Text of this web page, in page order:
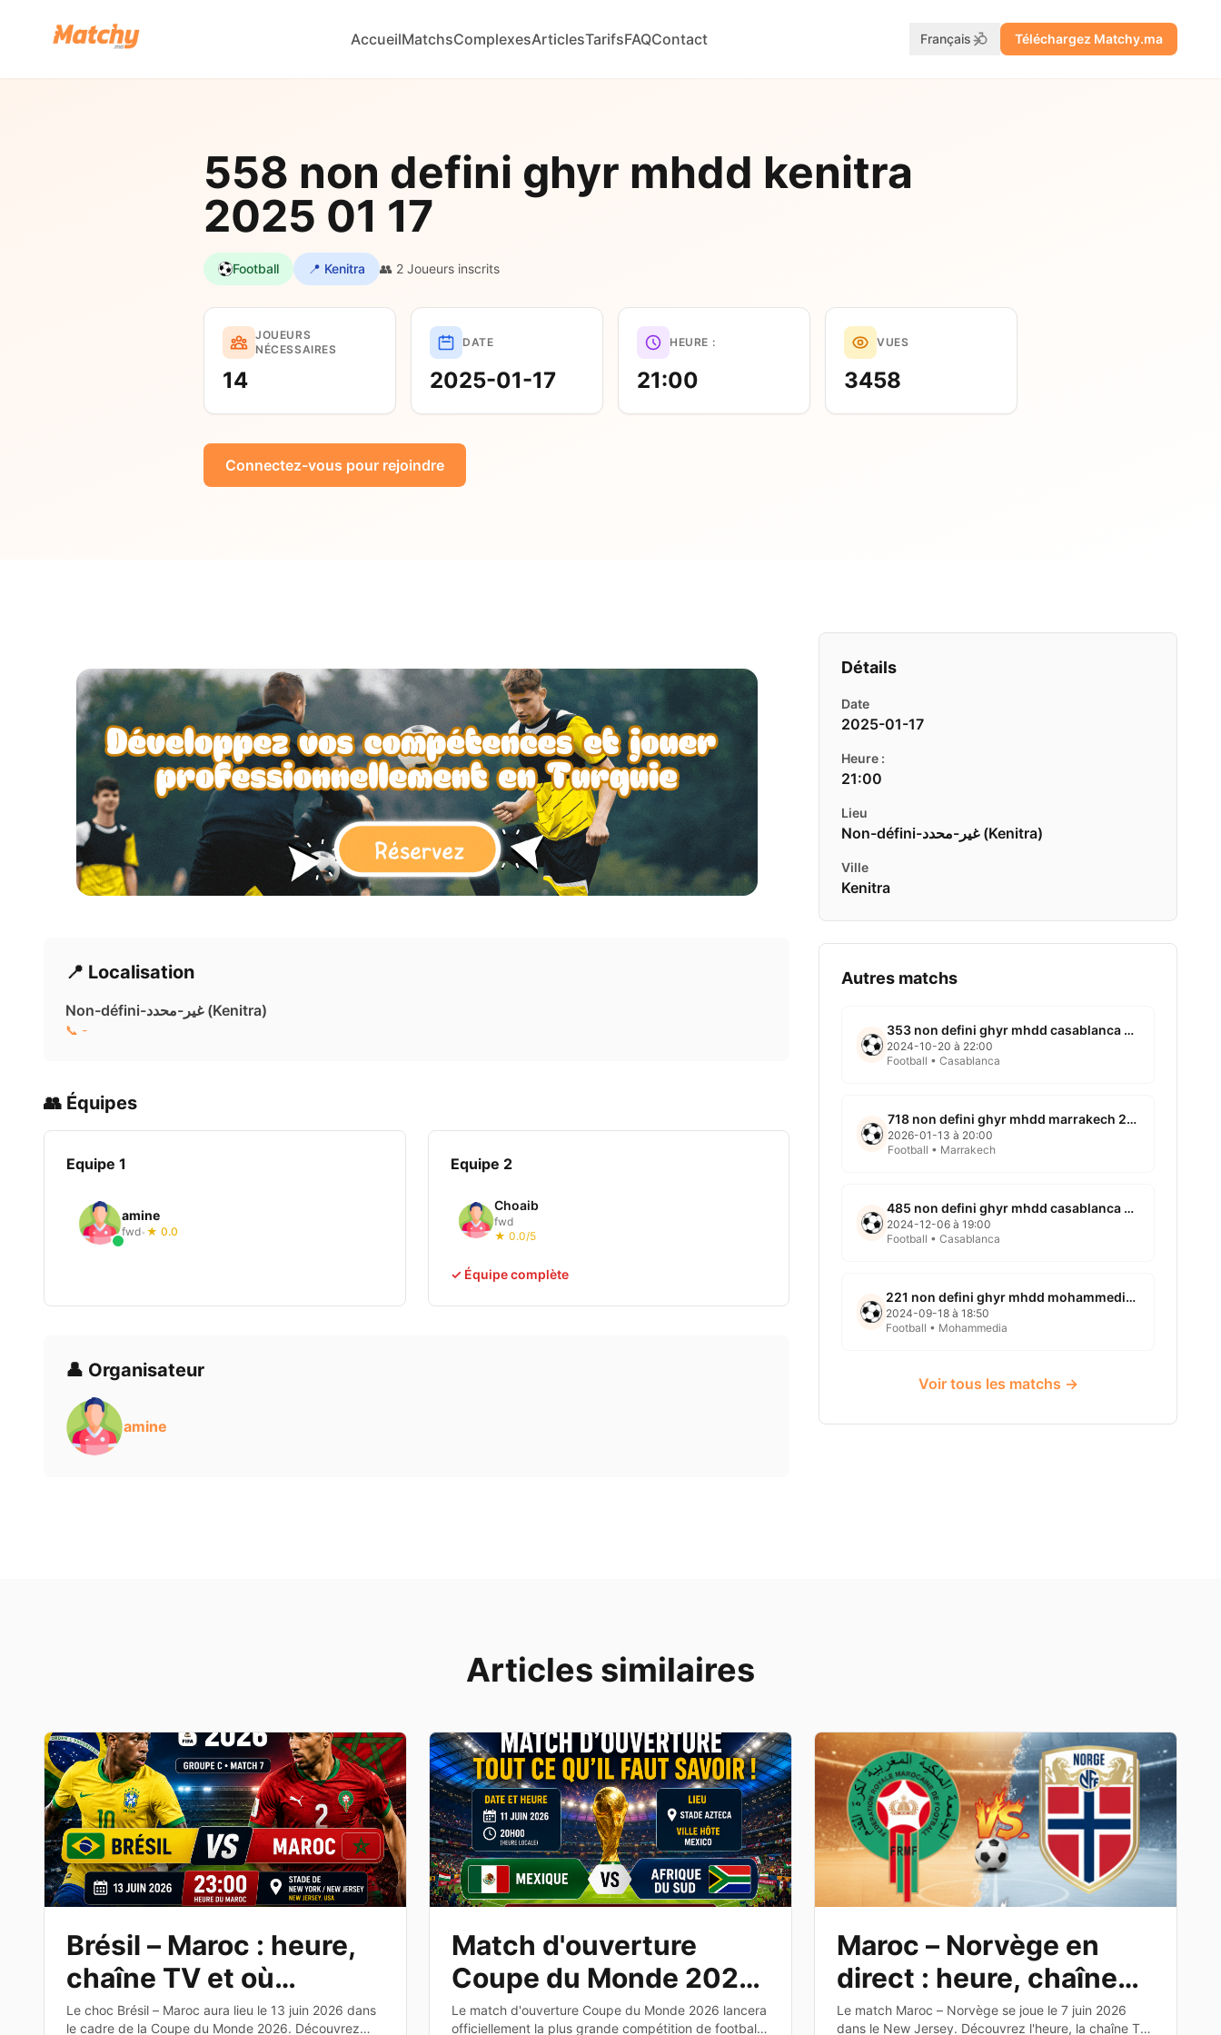
AccueilMatchsComplexesArticlesTarifsFAQContact Français Téléchargez Matchy.ma
558 non defini ghyr mhdd kenitra
2025 01 17
Football 📍 Kenitra 👥 2 Joueurs inscrits
JOUEURS
NÉCESSAIRES
14
DATE
2025-01-17
HEURE :
21:00
VUES
3458
Connectez-vous pour rejoindre
📍 Localisation
Non-défini-غير-محدد ( Kenitra)
📞 -
👥 Équipes
Equipe 1
amine
fwd• ★ 0.0
Equipe 2
Choaib
fwd
★ 0.0/5
✓ Équipe complète
👤 Organisateur
amine
Détails
Date
2025-01-17
Heure :
21:00
Lieu
Non-défini-غير-محدد ( Kenitra)
Ville
Kenitra
Autres matchs
353 non defini ghyr mhdd casablanca 2024 10 20
2024-10-20 à 22:00
Football • Casablanca
718 non defini ghyr mhdd marrakech 2026 01 13
2026-01-13 à 20:00
Football • Marrakech
485 non defini ghyr mhdd casablanca 2024 12 06
2024-12-06 à 19:00
Football • Casablanca
221 non defini ghyr mhdd mohammedia 2024 09 18
2024-09-18 à 18:50
Football • Mohammedia
Voir tous les matchs →
Articles similaires
Brésil – Maroc : heure,
chaîne TV et où
regarder le match de la
Le choc Brésil – Maroc aura lieu le 13 juin 2026 dans
le cadre de la Coupe du Monde 2026. Découvrez
Match d'ouverture
Coupe du Monde 2026
: date, heure et
Le match d'ouverture Coupe du Monde 2026 lancera
officiellement la plus grande compétition de football
Maroc – Norvège en
direct : heure, chaîne
TV et dernier test avant
Le match Maroc – Norvège se joue le 7 juin 2026
dans le New Jersey. Découvrez l'heure, la chaîne TV,